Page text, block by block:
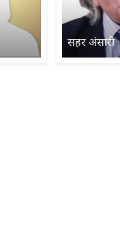
सहर अंसारी